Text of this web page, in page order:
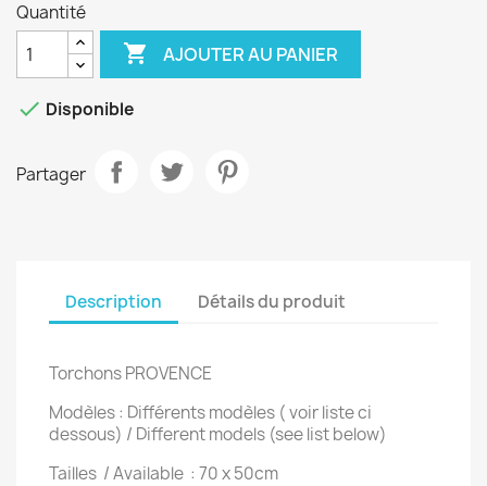
Quantité
 AJOUTER AU PANIER
 Disponible
Partager
Description Détails du produit
Torchons PROVENCE
Modèles : Différents modèles ( voir liste ci
dessous) / Different models (see list below)
Tailles / Available : 70 x 50cm